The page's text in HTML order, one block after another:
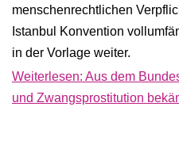
menschenrechtlichen
Istanbul Konvention
in der Vorlage weiter.
Weiterlesen: Aus dem
und Zwangsprostitution